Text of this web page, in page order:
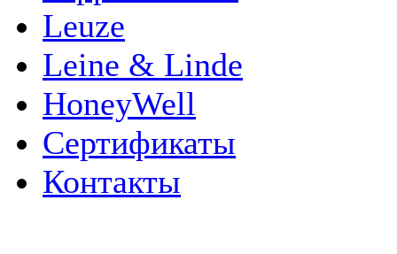
Leuze
Leine & Linde
HoneyWell
Сертификаты
Контакты